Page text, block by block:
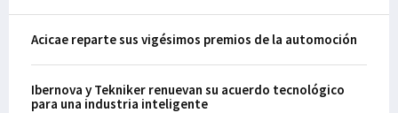
Acicae reparte sus vigésimos premios de la automoción
Ibernova y Tekniker renuevan su acuerdo tecnológico
para una industria inteligente